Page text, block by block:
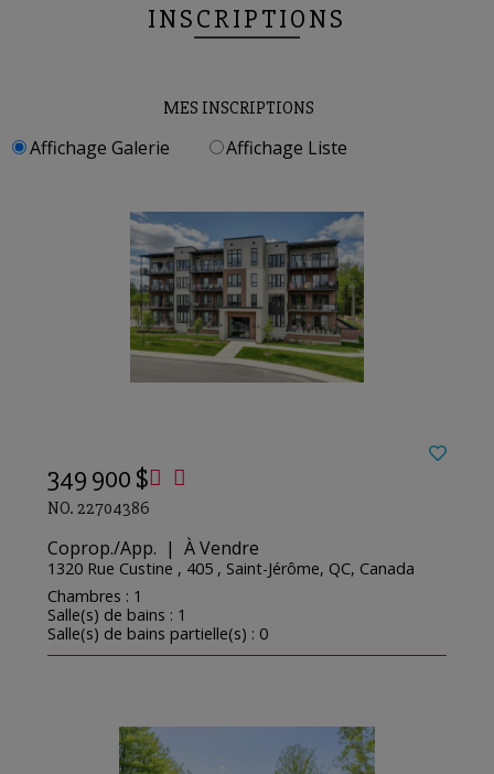
INSCRIPTIONS
MES INSCRIPTIONS
Affichage Galerie Affichage Liste
349 900 $
NO. 22704386
Coprop./App. | À Vendre
1320 Rue Custine , 405 , Saint-Jérôme, QC, Canada
Chambres : 1
Salle(s) de bains : 1
Salle(s) de bains partielle(s) : 0